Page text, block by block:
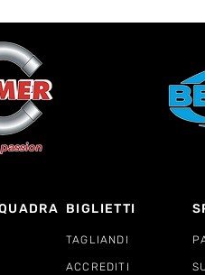
BIGLIETTI
TAGLIANDI
ACCREDITI